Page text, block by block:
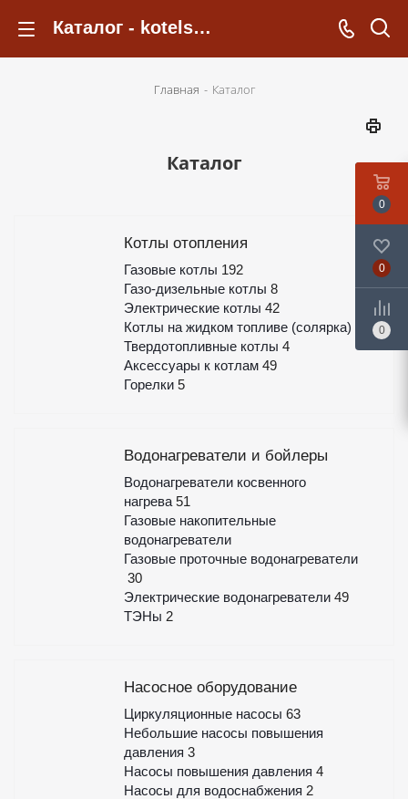
Каталог - kotelsochi.ru
Главная - Каталог
Каталог
Котлы отопления
Газовые котлы 192
Газо-дизельные котлы 8
Электрические котлы 42
Котлы на жидком топливе (солярка)
Твердотопливные котлы 4
Аксессуары к котлам 49
Горелки 5
Водонагреватели и бойлеры
Водонагреватели косвенного
нагрева 51
Газовые накопительные
водонагреватели
Газовые проточные водонагреватели
30
Электрические водонагреватели 49
ТЭНы 2
Насосное оборудование
Циркуляционные насосы 63
Небольшие насосы повышения
давления 3
Насосы повышения давления 4
Насосы для водоснабжения 2
0
0
0